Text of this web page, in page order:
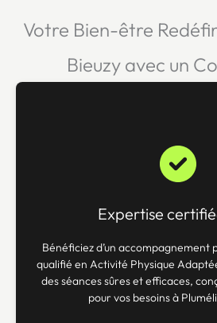
Votre Bien-être
Bieuzy avec un
Expertise
Bénéficiez d’un accompagnement
qualifié en Activité Physique
des séances sûres et efficaces,
pour vos besoins à